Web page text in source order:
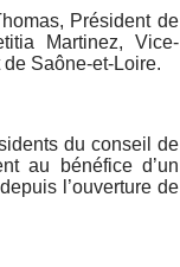
Président de
Martinez, Vice-
Saône-et-Loire.
du conseil de
au bénéfice d’un
l’ouverture de